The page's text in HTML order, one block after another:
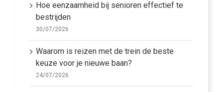
Hoe eenzaamheid bij senioren effectief te
bestrijden
30/07/2026
Waarom is reizen met de trein de beste
keuze voor je nieuwe baan?
24/07/2026